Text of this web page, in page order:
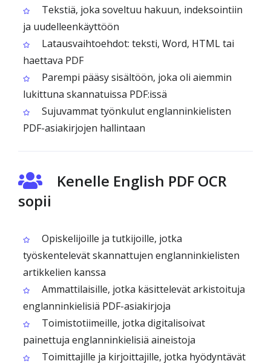
Tekstiä, joka soveltuu hakuun, indeksointiin
ja uudelleenkäyttöön
Latausvaihtoehdot: teksti, Word, HTML tai
haettava PDF
Parempi pääsy sisältöön, joka oli aiemmin
lukittuna skannatuissa PDF:issä
Sujuvammat työnkulut englanninkielisten
PDF-asiakirjojen hallintaan
Kenelle English PDF OCR
sopii
Opiskelijoille ja tutkijoille, jotka
työskentelevät skannattujen englanninkielisten
artikkelien kanssa
Ammattilaisille, jotka käsittelevät arkistoituja
englanninkielisiä PDF-asiakirjoja
Toimistotiimeille, jotka digitalisoivat
painettuja englanninkielisiä aineistoja
Toimittajille ja kirjoittajille, jotka hyödyntävät